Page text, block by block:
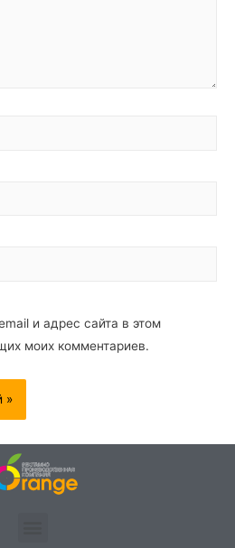
и адрес сайта в этом
моих комментариев.